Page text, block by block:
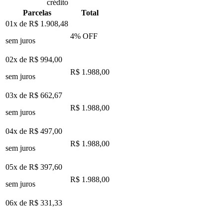
crédito
Parcelas
Total
01x de R$ 1.908,48
sem juros
4% OFF
02x de R$ 994,00
sem juros
R$ 1.988,00
03x de R$ 662,67
sem juros
R$ 1.988,00
04x de R$ 497,00
sem juros
R$ 1.988,00
05x de R$ 397,60
sem juros
R$ 1.988,00
06x de R$ 331,33